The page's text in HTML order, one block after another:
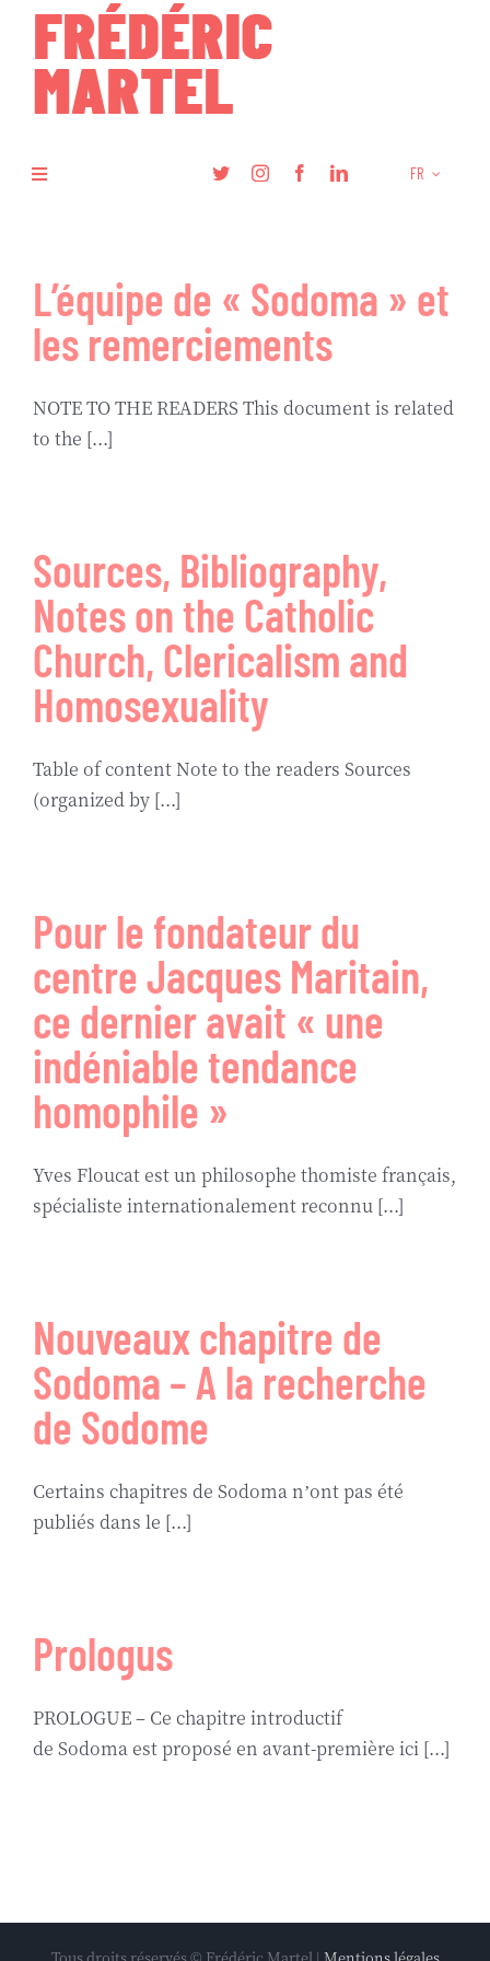
content
Toggle
Recherche
Podcasts
Contact
FR
L’équipe de « Sodoma » et
les remerciements
NOTE TO THE READERS This document is related
to the [...]
Sources, Bibliography,
Notes on the Catholic
Church, Clericalism and
Homosexuality
Table of content Note to the readers Sources
(organized by [...]
Pour le fondateur du
centre Jacques Maritain,
ce dernier avait « une
indéniable tendance
homophile »
Yves Floucat est un philosophe thomiste français,
spécialiste internationalement reconnu [...]
Nouveaux chapitre de
Sodoma – A la recherche
de Sodome
Certains chapitres de Sodoma n’ont pas été
publiés dans le [...]
Prologus
PROLOGUE – Ce chapitre introductif
de Sodoma est proposé en avant-première ici [...]